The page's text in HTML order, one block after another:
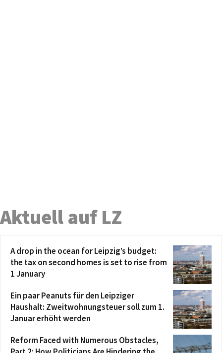
Aktuell auf LZ
A drop in the ocean for Leipzig’s budget:
the tax on second homes is set to rise from
1 January
Ein paar Peanuts für den Leipziger
Haushalt: Zweitwohnungsteuer soll zum 1.
Januar erhöht werden
Reform Faced with Numerous Obstacles,